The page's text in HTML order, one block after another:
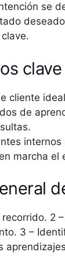
se
clave
cliente
de
internos
marcha el
recorrido. 2
3 –